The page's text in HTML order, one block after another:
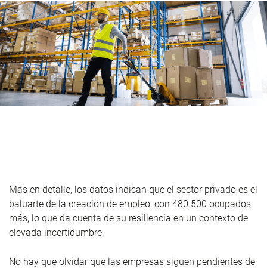
Más en detalle, los datos indican que el sector privado es el
baluarte de la creación de empleo, con 480.500 ocupados
más, lo que da cuenta de su resiliencia en un contexto de
elevada incertidumbre.
No hay que olvidar que las empresas siguen pendientes de